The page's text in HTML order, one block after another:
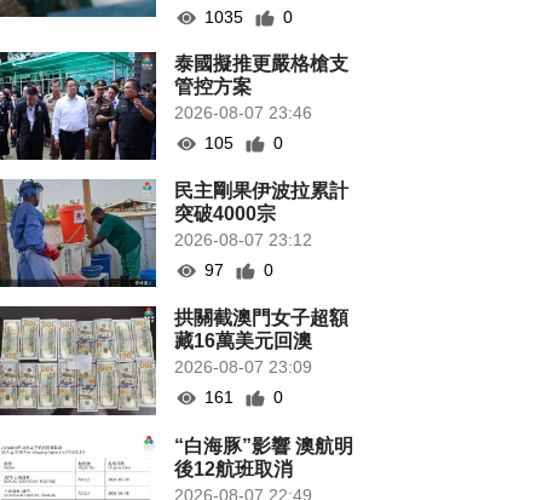
1035
0
泰國擬推更嚴格槍支
管控方案
2026-08-07 23:46
105
0
民主剛果伊波拉累計
突破4000宗
2026-08-07 23:12
97
0
拱關截澳門女子超額
藏16萬美元回澳
2026-08-07 23:09
161
0
“白海豚”影響 澳航明
後12航班取消
2026-08-07 22:49